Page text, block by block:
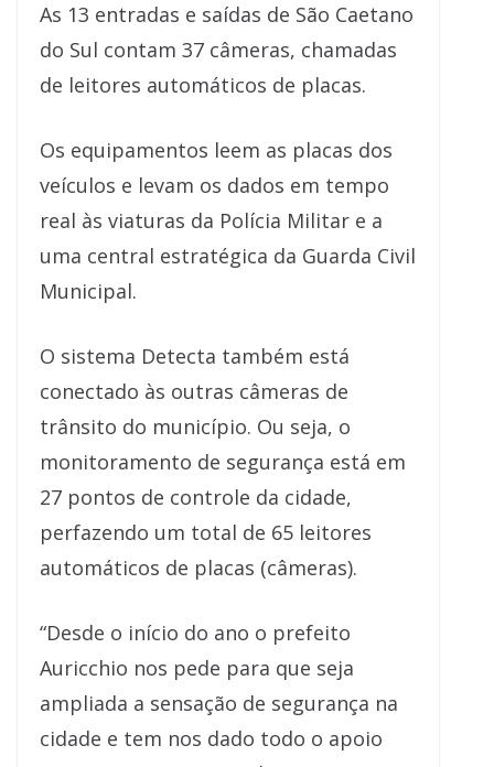
As 13 entradas e saídas de São Caetano
do Sul contam 37 câmeras, chamadas
de leitores automáticos de placas.
Os equipamentos leem as placas dos
veículos e levam os dados em tempo
real às viaturas da Polícia Militar e a
uma central estratégica da Guarda Civil
Municipal.
O sistema Detecta também está
conectado às outras câmeras de
trânsito do município. Ou seja, o
monitoramento de segurança está em
27 pontos de controle da cidade,
perfazendo um total de 65 leitores
automáticos de placas (câmeras).
“Desde o início do ano o prefeito
Auricchio nos pede para que seja
ampliada a sensação de segurança na
cidade e tem nos dado todo o apoio